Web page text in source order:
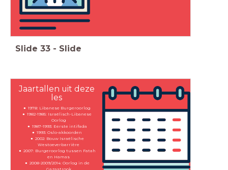
Slide 33 - Slide
Jaartallen uit deze
les
1978: Libanese Burgeroorlog
1982-1985: Israëlisch-Libanese
Oorlog
1987-1993: Eerste intifada
1993: Oslo-akkoorden
2002: Bouw Israëlische
Westoeverbarrière
2007: Burgeroorlog tussen Fatah
en Hamas
2008-2009/2014: Oorlog in de